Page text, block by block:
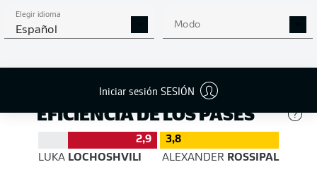
Elegir idioma
Español Modo
Iniciar sesión SESIÓN
(%)
469 411
EFICIENCIA DE LOS PASES
2,9
3,8
LUKA LOCHOSHVILI ALEXANDER ROSSIPAL